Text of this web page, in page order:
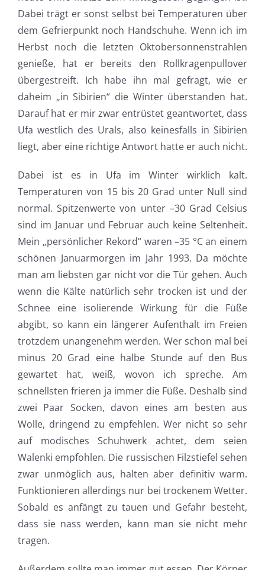
Dabei trägt er sonst selbst bei Temperaturen über
dem Gefrierpunkt noch Handschuhe. Wenn ich im
Herbst noch die letzten Oktobersonnenstrahlen
genieße, hat er bereits den Rollkragenpullover
übergestreift. Ich habe ihn mal gefragt, wie er
daheim „in Sibirien“ die Winter überstanden hat.
Darauf hat er mir zwar entrüstet geantwortet, dass
Ufa westlich des Urals, also keinesfalls in Sibirien
liegt, aber eine richtige Antwort hatte er auch nicht.
Dabei ist es in Ufa im Winter wirklich kalt.
Temperaturen von 15 bis 20 Grad unter Null sind
normal. Spitzenwerte von unter –30 Grad Celsius
sind im Januar und Februar auch keine Seltenheit.
Mein „persönlicher Rekord“ waren –35 °C an einem
schönen Januarmorgen im Jahr 1993. Da möchte
man am liebsten gar nicht vor die Tür gehen. Auch
wenn die Kälte natürlich sehr trocken ist und der
Schnee eine isolierende Wirkung für die Füße
abgibt, so kann ein längerer Aufenthalt im Freien
trotzdem unangenehm werden. Wer schon mal bei
minus 20 Grad eine halbe Stunde auf den Bus
gewartet hat, weiß, wovon ich spreche. Am
schnellsten frieren ja immer die Füße. Deshalb sind
zwei Paar Socken, davon eines am besten aus
Wolle, dringend zu empfehlen. Wer nicht so sehr
auf modisches Schuhwerk achtet, dem seien
Walenki empfohlen. Die russischen Filzstiefel sehen
zwar unmöglich aus, halten aber definitiv warm.
Funktionieren allerdings nur bei trockenem Wetter.
Sobald es anfängt zu tauen und Gefahr besteht,
dass sie nass werden, kann man sie nicht mehr
tragen.